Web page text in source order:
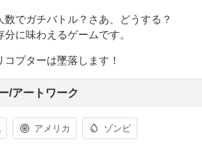
でガチバトル？さあ、どうする？
に味わえるゲームです。
プターは墜落します！
/アートワーク
アメリカ ゾンビ